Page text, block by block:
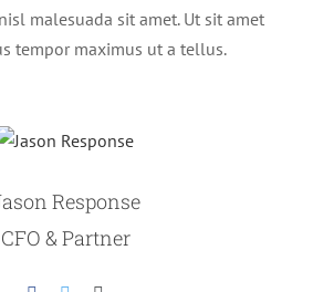
malesuada sit amet. Ut sit amet
tempor maximus ut a tellus.
Response
CFO & Partner